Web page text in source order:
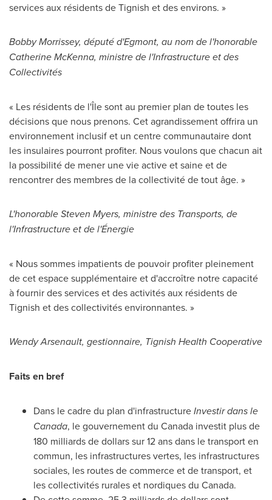
services aux résidents deTignish et des environs. »
Bobby Morrissey, député d'Egmont, au nom de l'honorable
Catherine McKenna, ministre de l'Infrastructure et des
Collectivités
« Les résidents de l'Île sont au premier plan de toutes les
décisions que nous prenons. Cet agrandissement offrira un
environnement inclusif et un centre communautaire dont
les insulaires pourront profiter. Nous voulons que chacun ait
la possibilité de mener une vie active et saine et de
rencontrer des membres de la collectivité de tout âge. »
L'honorableSteven Myers, ministre des Transports, de
l'Infrastructure et de l'Énergie
« Nous sommes impatients de pouvoir profiter pleinement
de cet espace supplémentaire et d'accroître notre capacité
à fournir des services et des activités aux résidents de
Tignish et des collectivités environnantes. »
Wendy Arsenault, gestionnaire, Tignish Health Cooperative
Faits en bref
Dans le cadre du plan d'infrastructureInvestir dans le
Canada, le gouvernement du Canada investit plus de
180 milliards de dollars sur 12 ans dans le transport en
commun, les infrastructures vertes, les infrastructures
sociales, les routes de commerce et de transport, et
les collectivités rurales et nordiques du Canada.